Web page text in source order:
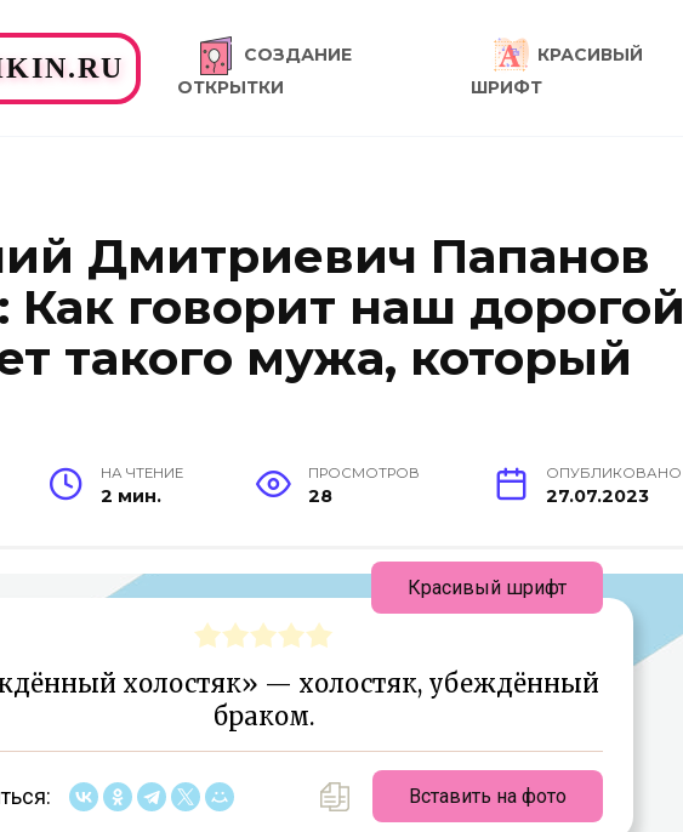
СОЗДАНИЕ
ОТКРЫТКИ
КРАСИВЫЙ
ШРИФТ
Дмитриевич Папанов
Как говорит наш дорогой
такого мужа, который
НА ЧТЕНИЕ
2 мин.
ПРОСМОТРОВ
28
ОПУБЛИКОВАНО
27.07.2023
холостяк» — холостяк, убеждённый
браком.
Вставить на фото
Красивый шрифт